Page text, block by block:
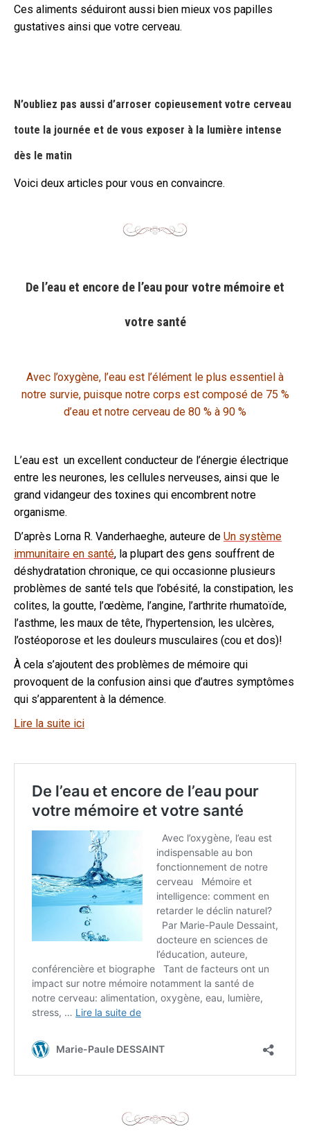
Ces aliments séduiront aussi bien mieux vos papilles
gustatives ainsi que votre cerveau.
N’oubliez pas aussi d’arroser copieusement votre cerveau
toute la journée et de vous exposer à la lumière intense
dès le matin
Voici deux articles pour vous en convaincre.
De l’eau et encore de l’eau pour votre mémoire et
votre santé
Avec l’oxygène, l’eau est l’élément le plus essentiel à
notre survie, puisque notre corps est composé de 75 %
d’eau et notre cerveau de 80 % à 90 %
L’eau est un excellent conducteur de l’énergie électrique
entre les neurones, les cellules nerveuses, ainsi que le
grand vidangeur des toxines qui encombrent notre
organisme.
D’après Lorna R. Vanderhaeghe, auteure de Un système
immunitaire en santé, la plupart des gens souffrent de
déshydratation chronique, ce qui occasionne plusieurs
problèmes de santé tels que l’obésité, la constipation, les
colites, la goutte, l’œdème, l’angine, l’arthrite rhumatoïde,
l’asthme, les maux de tête, l’hypertension, les ulcères,
l’ostéoporose et les douleurs musculaires (cou et dos)!
À cela s’ajoutent des problèmes de mémoire qui
provoquent de la confusion ainsi que d’autres symptômes
qui s’apparentent à la démence.
Lire la suite ici